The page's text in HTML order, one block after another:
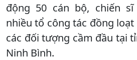
động 50 cán bộ, chiến
nhiều tổ công tác đồng
các đối tượng cầm đầu tại
Ninh Bình.